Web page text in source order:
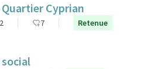
Cyprian
2 7 Retenue